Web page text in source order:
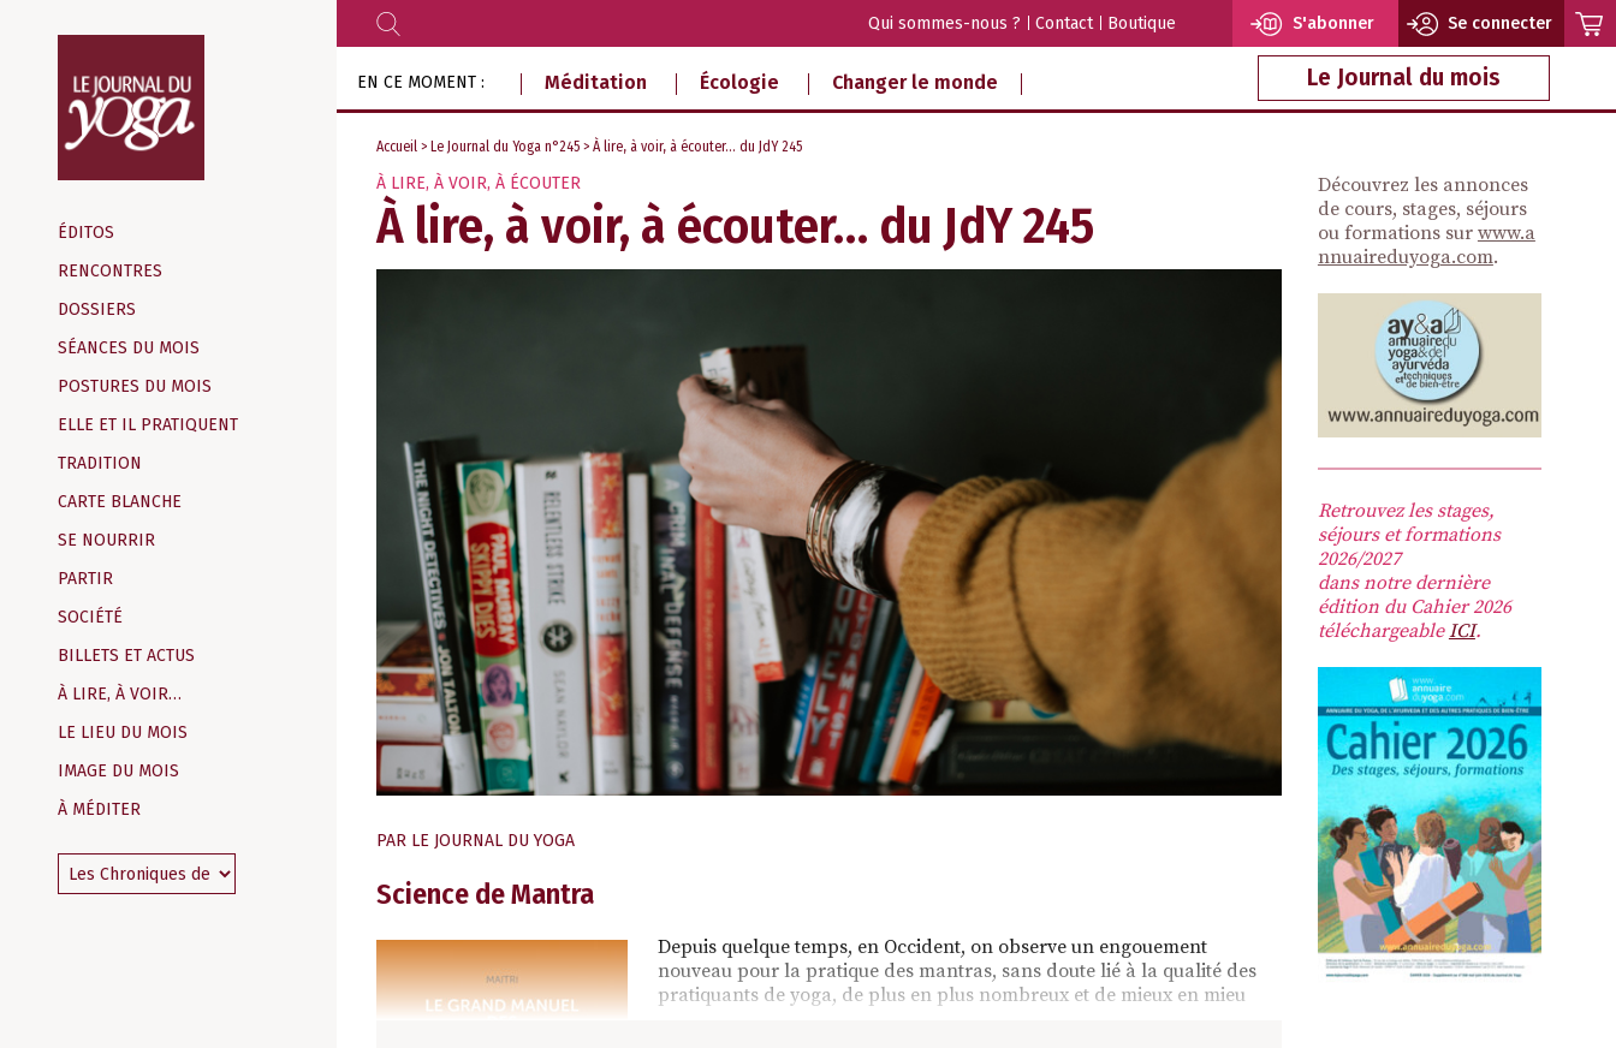
d‘information
indépendant
ÉDITOS
RENCONTRES
DOSSIERS
SÉANCES DU MOIS
POSTURES DU MOIS
ELLE ET IL PRATIQUENT
TRADITION
CARTE BLANCHE
SE NOURRIR
PARTIR
SOCIÉTÉ
BILLETS ET ACTUS
À LIRE, À VOIR…
LE LIEU DU MOIS
IMAGE DU MOIS
À MÉDITER
RECHERCHER Qui sommes-nous ? Contact Boutique S'abonner Se connecter
EN CE MOMENT : Méditation Écologie Changer le monde Le Journal du mois
Accueil > Le Journal du Yoga n°245 > À lire, à voir, à écouter… du JdY 245
À LIRE, À VOIR, À ÉCOUTER
À lire, à voir, à écouter… du JdY 245
PAR LE JOURNAL DU YOGA
Science de Mantra
Depuis quelque temps, en Occident, on observe un engouement
nouveau pour la pratique des mantras, sans doute lié à la qualité des
pratiquants de yoga, de plus en plus nombreux et de mieux en mieu
Découvrez les annonces
de cours, stages, séjours
ou formations sur www.a
nnuaireduyoga.com.
Retrouvez les stages,
séjours et formations
2026/2027
dans notre dernière
édition du Cahier 2026
téléchargeableICI.